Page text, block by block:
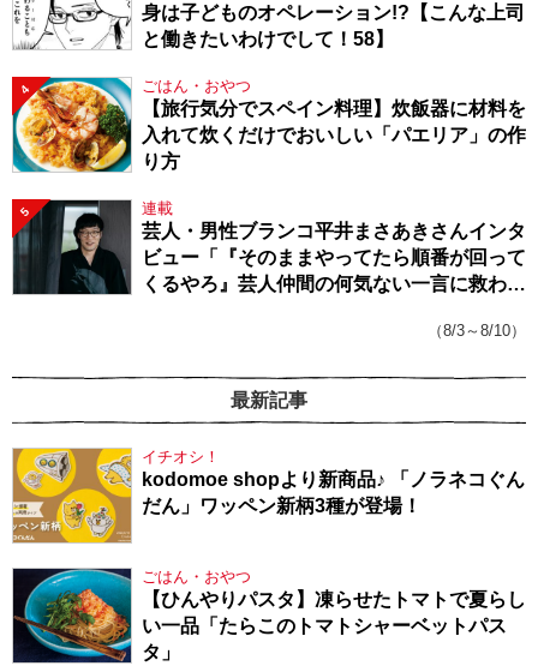
身は子どものオペレーション!?【こんな上司
と働きたいわけでして！58】
4 ごはん・おやつ
【旅行気分でスペイン料理】炊飯器に材料を
入れて炊くだけでおいしい「パエリア」の作
り方
5 連載
芸人・男性ブランコ平井まさあきさんインタ
ビュー「『そのままやってたら順番が回って
くるやろ』芸人仲間の何気ない一言に救われ
（8/3～8/10）
最新記事
イチオシ！
kodomoe shopより新商品♪ 「ノラネコぐん
だん」ワッペン新柄3種が登場！
ごはん・おやつ
【ひんやりパスタ】凍らせたトマトで夏らし
い一品「たらこのトマトシャーベットパス
タ」